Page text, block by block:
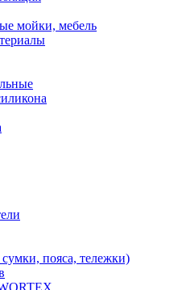
мойки, мебель
пояса, тележки)